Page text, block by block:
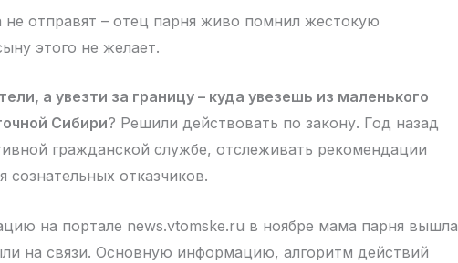
не отправят – отец парня живо помнил жестокую
этого не желает.
а увезти за границу – куда увезешь из маленького
Сибири? Решили действовать по закону. Год назад
гражданской службе, отслеживать рекомендации
сознательных отказчиков.
на портале news.vtomske.ru в ноябре мама парня вышла
на связи. Основную информацию, алгоритм действий